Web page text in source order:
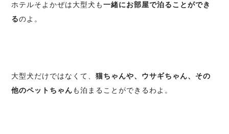
ホテルそよかぜは大型犬も一緒にお部屋で泊ることができ
るのよ。
大型犬だけではなくて、猫ちゃんや、ウサギちゃん、その
他のペットちゃんも泊まることができるわよ。